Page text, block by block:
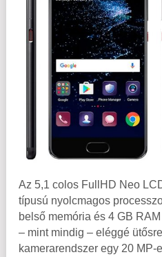
Az 5,1 colos FullHD Neo
típusú nyolcmagos
belső memória és 4 GB
– mint mindig – eléggé
kamerarendszer egy 20 MP-